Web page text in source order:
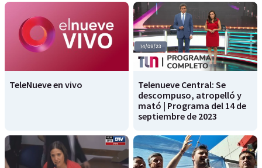
TeleNueve en vivo
Telenueve Central: Se
descompuso, atropelló y
mató | Programa del 14 de
septiembre de 2023